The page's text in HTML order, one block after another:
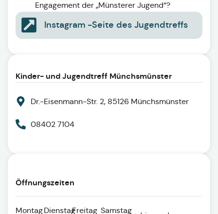
Engagement der „Münsterer Jugend“?
Instagram -Seite des Jugendtreffs
Kinder- und Jugendtreff Münchsmünster
Dr.-Eisenmann-Str. 2, 85126 Münchsmünster
08402 7104
Öffnungszeiten
MontagDienstagFreitag Samstag